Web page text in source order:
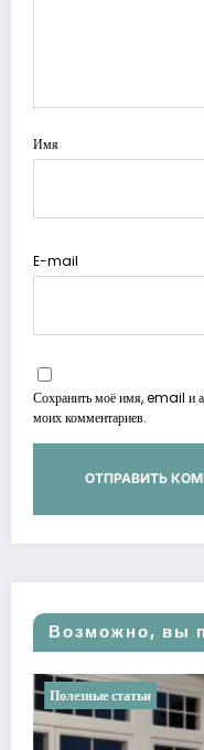
Имя
E-mail
Сохранить моё имя, email и
моих комментариев.
Возможно, вы
Полезные статьи